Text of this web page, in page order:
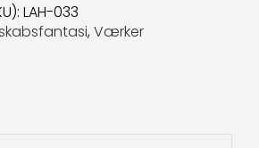
LAH-033
,Værker